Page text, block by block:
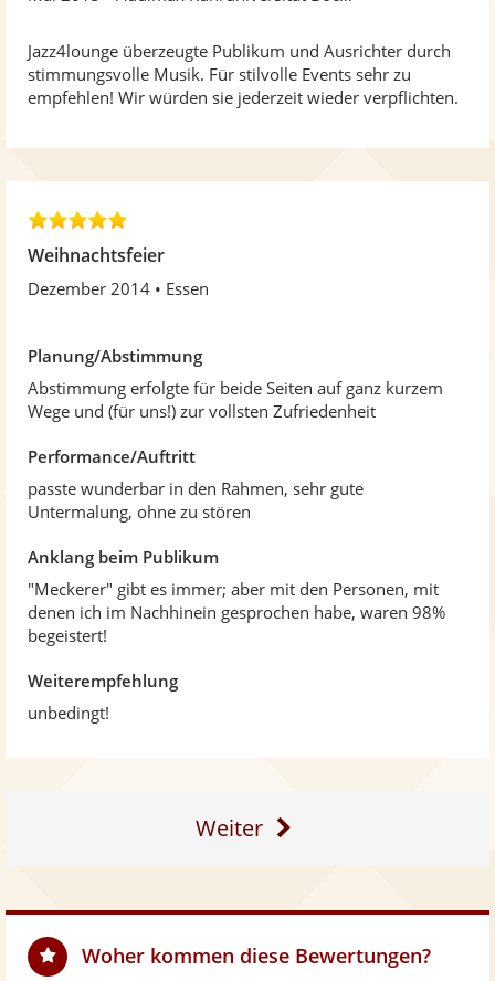
n
5
S
n
Jazz4lounge überzeugte Publikum und Ausrichter durch
stimmungsvolle Musik. Für stilvolle Events sehr zu
empfehlen! Wir würden sie jederzeit wieder verpflichten.
5
,
0
v
5
S
t
r
e
n
Weihnachtsfeier
Dezember 2014 Essen
Planung/Abstimmung
Abstimmung erfolgte für beide Seiten auf ganz kurzem
Wege und (für uns!) zur vollsten Zufriedenheit
Performance/Auftritt
passte wunderbar in den Rahmen, sehr gute
Untermalung, ohne zu stören
Anklang beim Publikum
"Meckerer" gibt es immer; aber mit den Personen, mit
denen ich im Nachhinein gesprochen habe, waren 98%
begeistert!
Weiterempfehlung
unbedingt!
Weiter
Woher kommen diese Bewertungen?